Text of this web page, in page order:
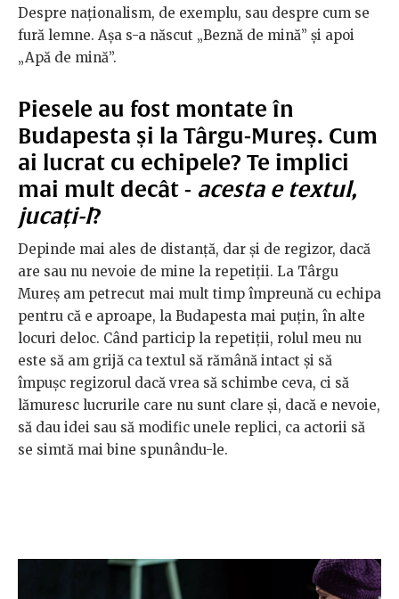
Despre naționalism, de exemplu, sau despre cum se
fură lemne. Așa s-a născut „Beznă de mină” și apoi
„Apă de mină”.
Piesele au fost montate în
Budapesta și la Târgu-Mureș. Cum
ai lucrat cu echipele? Te implici
mai mult decât - acesta e textul,
jucați-l?
Depinde mai ales de distanță, dar și de regizor, dacă
are sau nu nevoie de mine la repetiții. La Târgu
Mureș am petrecut mai mult timp împreună cu echipa
pentru că e aproape, la Budapesta mai puțin, în alte
locuri deloc. Când particip la repetiții, rolul meu nu
este să am grijă ca textul să rămână intact și să
împușc regizorul dacă vrea să schimbe ceva, ci să
lămuresc lucrurile care nu sunt clare și, dacă e nevoie,
să dau idei sau să modific unele replici, ca actorii să
se simtă mai bine spunându-le.